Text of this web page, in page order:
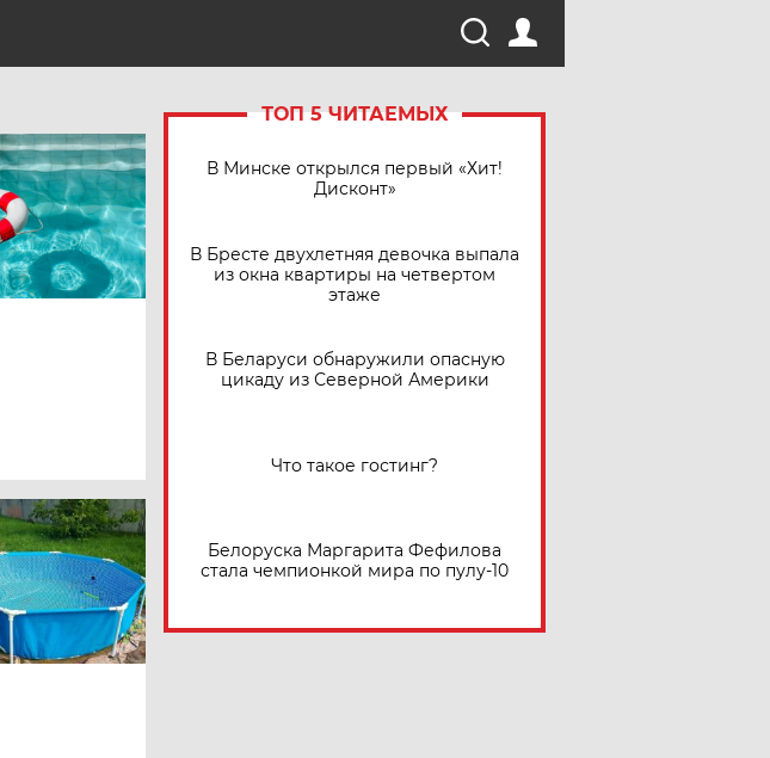
ТОП 5 ЧИТАЕМЫХ
В Минске открылся первый «Хит!
Дисконт»
В Бресте двухлетняя девочка выпала
из окна квартиры на четвертом
этаже
В Беларуси обнаружили опасную
цикаду из Северной Америки
Что такое гостинг?
Белоруска Маргарита Фефилова
стала чемпионкой мира по пулу-10